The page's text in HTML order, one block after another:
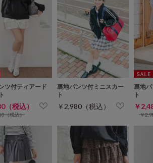
ツ付ティアード
（税込）
（税込）
裏地パンツ付ミニスカー
ト
￥2,980（税込）
裏地
ト
￥
￥